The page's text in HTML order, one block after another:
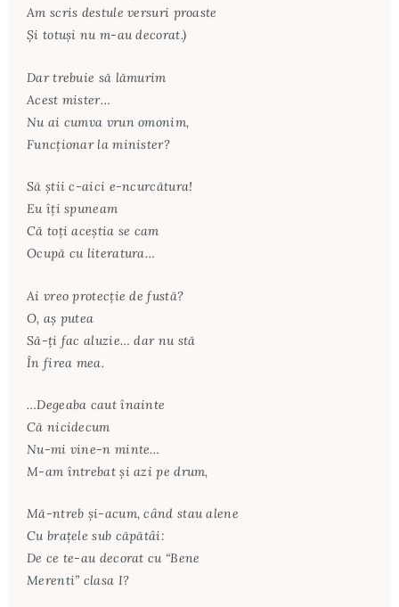
Am scris destule versuri proaste
Şi totuşi nu m-au decorat.)
Dar trebuie să lămurim
Acest mister…
Nu ai cumva vrun omonim,
Funcţionar la minister?
Să ştii c-aici e-ncurcătura!
Eu îţi spuneam
Că toţi aceştia se cam
Ocupă cu literatura…
Ai vreo protecţie de fustă?
O, aş putea
Să-ţi fac aluzie… dar nu stă
În firea mea.
…Degeaba caut înainte
Că nicidecum
Nu-mi vine-n minte…
M-am întrebat şi azi pe drum,
Mă-ntreb şi-acum, când stau alene
Cu braţele sub căpătâi:
De ce te-au decorat cu “Bene
Merenti” clasa I?